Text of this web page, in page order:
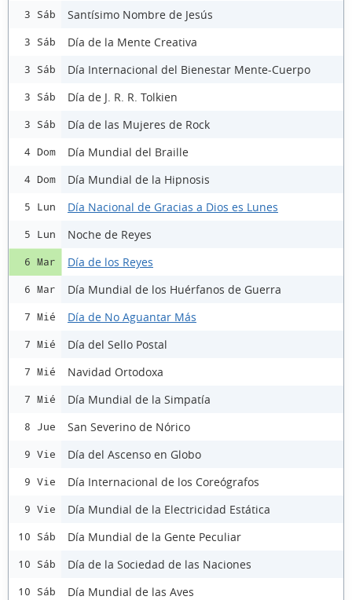
3 Sáb Santísimo Nombre de Jesús
3 Sáb Día de la Mente Creativa
3 Sáb Día Internacional del Bienestar Mente-Cuerpo
3 Sáb Día de J. R. R. Tolkien
3 Sáb Día de las Mujeres de Rock
4 Dom Día Mundial del Braille
4 Dom Día Mundial de la Hipnosis
5 Lun Día Nacional de Gracias a Dios es Lunes
5 Lun Noche de Reyes
6 Mar Día de los Reyes
6 Mar Día Mundial de los Huérfanos de Guerra
7 Mié Día de No Aguantar Más
7 Mié Día del Sello Postal
7 Mié Navidad Ortodoxa
7 Mié Día Mundial de la Simpatía
8 Jue San Severino de Nórico
9 Vie Día del Ascenso en Globo
9 Vie Día Internacional de los Coreógrafos
9 Vie Día Mundial de la Electricidad Estática
10 Sáb Día Mundial de la Gente Peculiar
10 Sáb Día de la Sociedad de las Naciones
10 Sáb Día Mundial de las Aves